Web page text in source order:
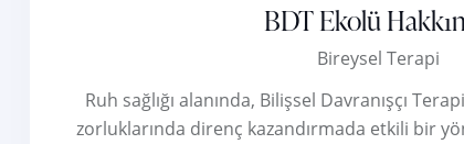
BDT Ekolü
Bireysel Terapi
Ruh sağlığı alanında, Bilişsel Davranışçı
zorluklarında direnç kazandırmada etkili bir